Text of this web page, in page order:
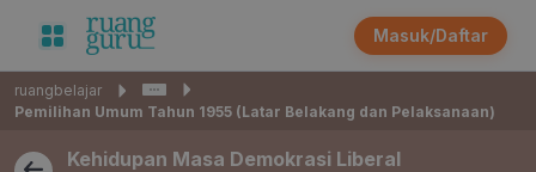
Masuk/Daftar
ruangbelajar
Pemilihan Umum Tahun 1955 (Latar Belakang dan Pelaksanaan)
Kehidupan Masa Demokrasi Liberal